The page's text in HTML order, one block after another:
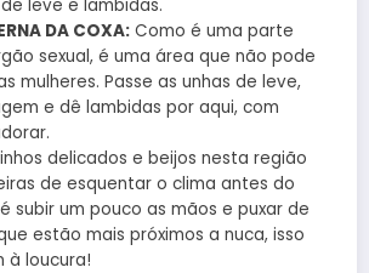
leve e lambidas.
DA COXA: Como é uma parte
sexual, é uma área que não pode
mulheres. Passe as unhas de leve,
e dê lambidas por aqui, com
delicados e beijos nesta região
de esquentar o clima antes do
subir um pouco as mãos e puxar de
estão mais próximos a nuca, isso
à loucura!